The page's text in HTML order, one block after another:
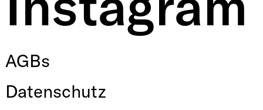
Datenschutz
AGBs